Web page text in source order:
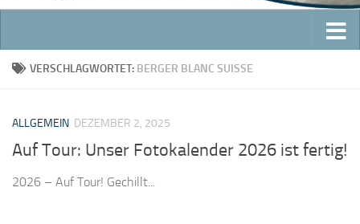
VERSCHLAGWORTET: BERGER BLANC SUISSE
ALLGEMEIN DEZEMBER 2, 2025
Auf Tour: Unser Fotokalender 2026 ist fertig!
2026 – Auf Tour! Gechillt...